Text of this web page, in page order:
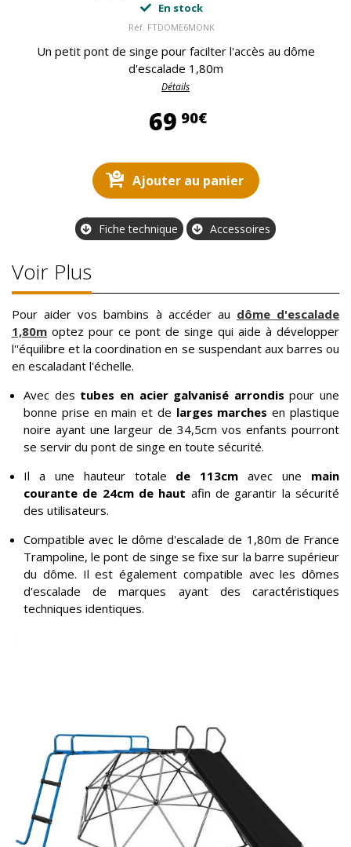
En stock
Réf. FTDOME6MONK
Un petit pont de singe pour facilter l'accès au dôme
d'escalade 1,80m
Détails
69 90€69,90 €
Ajouter au panier
Fiche technique Accessoires
Voir Plus
Pour aider vos bambins à accéder au dôme d'escalade
1,80m optez pour ce pont de singe qui aide à développer
l''équilibre et la coordination en se suspendant aux barres ou
en escaladant l'échelle.
Avec des tubes en acier galvanisé arrondis pour une
bonne prise en main et de larges marches en plastique
noire ayant une largeur de 34,5cm vos enfants pourront
se servir du pont de singe en toute sécurité.
Il a une hauteur totale de 113cm avec une main
courante de 24cm de haut afin de garantir la sécurité
des utilisateurs.
Compatible avec le dôme d'escalade de 1,80m de France
Trampoline, le pont de singe se fixe sur la barre supérieur
du dôme. Il est également compatible avec les dômes
d'escalade de marques ayant des caractéristiques
techniques identiques.